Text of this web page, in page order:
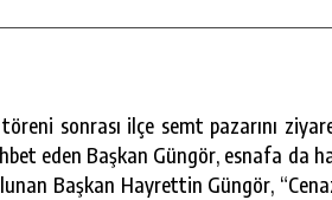
sonrası ilçe semt pazarını
eden Başkan Güngör, esnafa da
Başkan Hayrettin Güngör,